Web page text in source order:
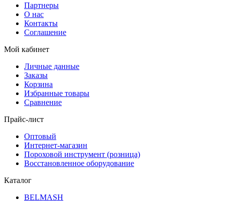
Партнеры
О нас
Контакты
Соглашение
Мой кабинет
Личные данные
Заказы
Корзина
Избранные товары
Сравнение
Прайс-лист
Оптовый
Интернет-магазин
Пороховой инструмент (розница)
Восстановленное оборудование
Каталог
BELMASH